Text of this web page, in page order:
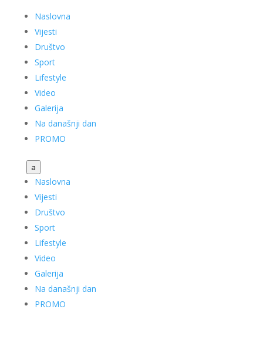
Naslovna
Vijesti
Društvo
Sport
Lifestyle
Video
Galerija
Na današnji dan
PROMO
a
Naslovna
Vijesti
Društvo
Sport
Lifestyle
Video
Galerija
Na današnji dan
PROMO